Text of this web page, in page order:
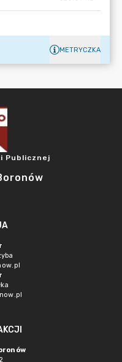
METRYCZKA
Publicznej